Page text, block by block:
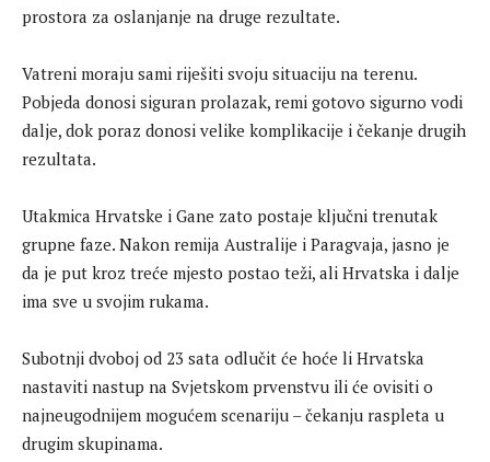
prostora za oslanjanje na druge rezultate.
Vatreni moraju sami riješiti svoju situaciju na terenu.
Pobjeda donosi siguran prolazak, remi gotovo sigurno vodi
dalje, dok poraz donosi velike komplikacije i čekanje drugih
rezultata.
Utakmica Hrvatske i Gane zato postaje ključni trenutak
grupne faze. Nakon remija Australije i Paragvaja, jasno je
da je put kroz treće mjesto postao teži, ali Hrvatska i dalje
ima sve u svojim rukama.
Subotnji dvoboj od 23 sata odlučit će hoće li Hrvatska
nastaviti nastup na Svjetskom prvenstvu ili će ovisiti o
najneugodnijem mogućem scenariju – čekanju raspleta u
drugim skupinama.